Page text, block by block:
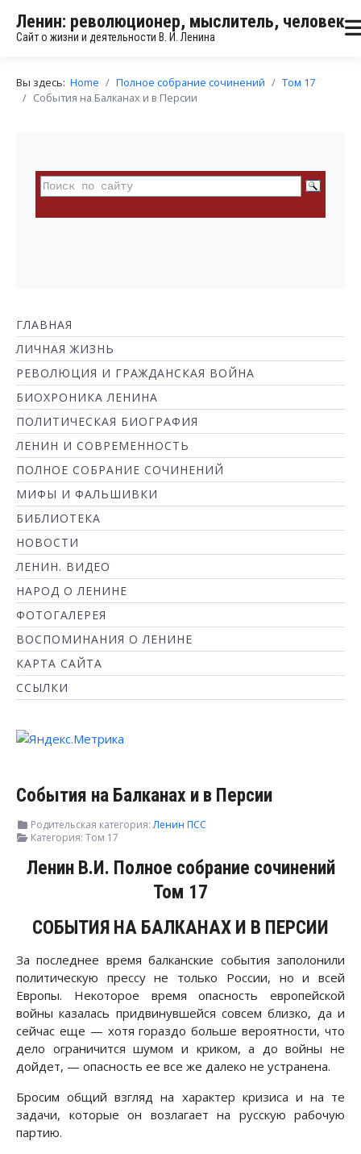
Ленин: революционер, мыслитель, человек
Сайт о жизни и деятельности В. И. Ленина
Вы здесь: Home Полное собрание сочинений
Том 17
События на Балканах и в Персии
ГЛАВНАЯ
ЛИЧНАЯ ЖИЗНЬ
РЕВОЛЮЦИЯ И ГРАЖДАНСКАЯ ВОЙНА
БИОХРОНИКА ЛЕНИНА
ПОЛИТИЧЕСКАЯ БИОГРАФИЯ
ЛЕНИН И СОВРЕМЕННОСТЬ
ПОЛНОЕ СОБРАНИЕ СОЧИНЕНИЙ
МИФЫ И ФАЛЬШИВКИ
БИБЛИОТЕКА
НОВОСТИ
ЛЕНИН. ВИДЕО
НАРОД О ЛЕНИНЕ
ФОТОГАЛЕРЕЯ
ВОСПОМИНАНИЯ О ЛЕНИНЕ
КАРТА САЙТА
ССЫЛКИ
События на Балканах и в Персии
Родительская категория:Ленин ПСС
Категория: Том 17
Ленин В.И. Полное собрание сочинений
Том 17
СОБЫТИЯ НА БАЛКАНАХ И В ПЕРСИИ
За последнее время балканские события заполонили
политическую прессу не только России, но и всей
Европы. Некоторое время опасность европейской
войны казалась придвинувшейся совсем близко, да и
сейчас еще — хотя гораздо больше вероятности, что
дело ограничится шумом и криком, а до войны не
дойдет, — опасность ее все же далеко не устранена.
Бросим общий взгляд на характер кризиса и на те
задачи, которые он возлагает на русскую рабочую
партию.